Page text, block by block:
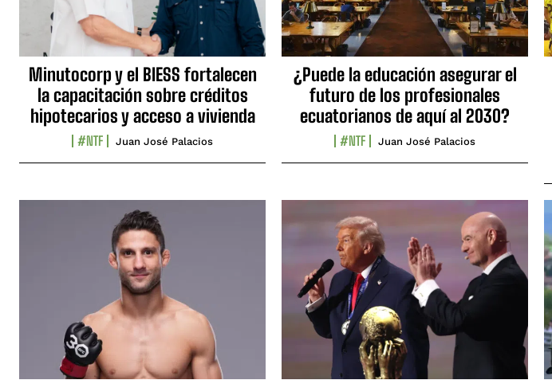
Minutocorp y el BIESS fortalecen
la capacitación sobre créditos
hipotecarios y acceso a vivienda
#NTF Juan José Palacios
¿Puede la educación asegurar el
futuro de los profesionales
ecuatorianos de aquí al 2030?
#NTF Juan José Palacios